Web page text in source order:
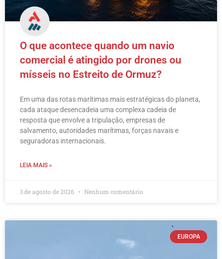
O que acontece quando um navio
comercial é atingido por drones ou
mísseis no Estreito de Ormuz?
Em uma das rotas marítimas mais estratégicas do planeta,
cada ataque desencadeia uma complexa cadeia de
resposta que envolve a tripulação, empresas de
salvamento, autoridades marítimas, forças navais e
seguradoras internacionais.
LEIA MAIS »
3 de agosto de 2026 Nenhum comentário
EUROPA